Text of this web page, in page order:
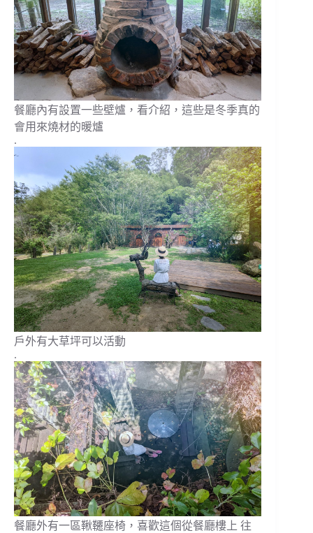
餐廳內有設置一些壁爐，看介紹，這些是冬季真的
會用來燒材的暖爐
.
戶外有大草坪可以活動
.
餐廳外有一區鞦韆座椅，喜歡這個從餐廳樓上 往